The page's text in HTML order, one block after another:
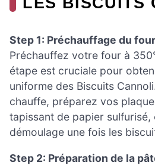
Step 1: Préchauffage du four
Préchauffez votre four à
étape est cruciale pour
uniforme des Biscuits
chauffe, préparez vos
tapissant de papier
démoulage une fois les
Step 2: Préparation de la